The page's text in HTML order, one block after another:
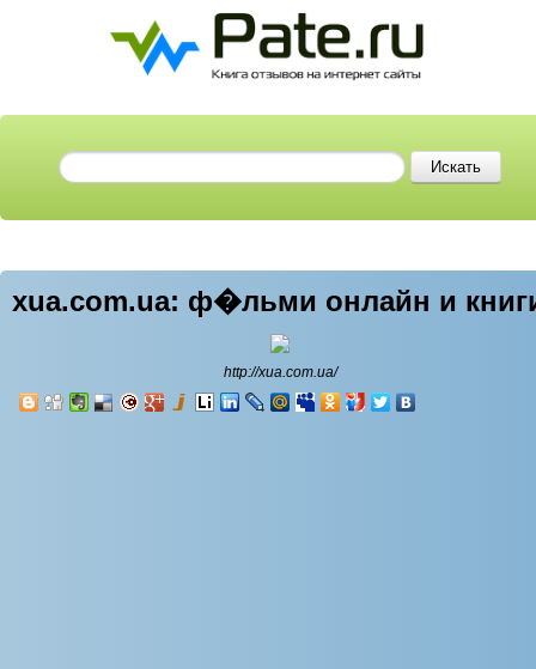
xua.com.ua: ф�льми онлайн и
http://xua.com.ua/